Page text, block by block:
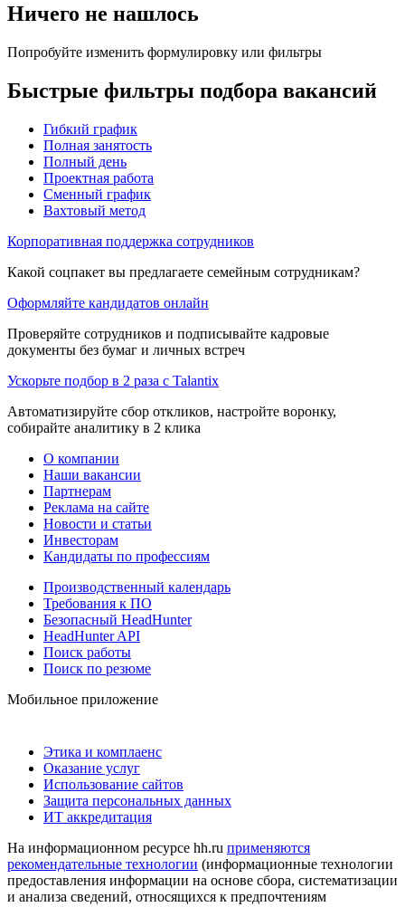
Ничего не нашлось
Попробуйте изменить формулировку или фильтры
Быстрые фильтры подбора вакансий
Гибкий график
Полная занятость
Полный день
Проектная работа
Сменный график
Вахтовый метод
Корпоративная поддержка сотрудников
Какой соцпакет вы предлагаете семейным сотрудникам?
Оформляйте кандидатов онлайн
Проверяйте сотрудников и подписывайте кадровые
документы без бумаг и личных встреч
Ускорьте подбор в 2 раза с Talantix
Автоматизируйте сбор откликов, настройте воронку,
собирайте аналитику в 2 клика
О компании
Наши вакансии
Партнерам
Реклама на сайте
Новости и статьи
Инвесторам
Кандидаты по профессиям
Производственный календарь
Требования к ПО
Безопасный HeadHunter
HeadHunter API
Поиск работы
Поиск по резюме
Мобильное приложение
Этика и комплаенс
Оказание услуг
Использование сайтов
Защита персональных данных
ИТ аккредитация
На информационном ресурсе hh.ru применяются
рекомендательные технологии (информационные технологии
предоставления информации на основе сбора, систематизации
и анализа сведений, относящихся к предпочтениям